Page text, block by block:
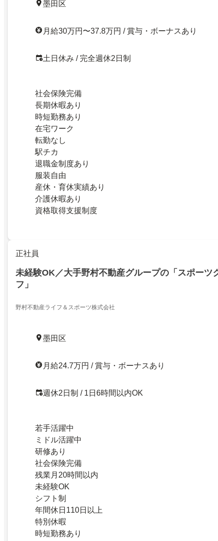
墨田区
月給30万円〜37.8万円 / 賞与・ボーナスあり
土日休み / 完全週休2日制
社会保険完備
長期休暇あり
時短勤務あり
在宅ワーク
転勤なし
駅チカ
退職金制度あり
服装自由
産休・育休実績あり
介護休暇あり
資格取得支援制度
正社員
未経験OK／大手野村不動産グループの「スポーツ
フ」
野村不動産ライフ＆スポーツ株式会社
墨田区
月給24.7万円 / 賞与・ボーナスあり
週休2日制 / 1日6時間以内OK
若手活躍中
ミドル活躍中
研修あり
社会保険完備
残業月20時間以内
未経験OK
シフト制
年間休日110日以上
特別休暇
時短勤務あり